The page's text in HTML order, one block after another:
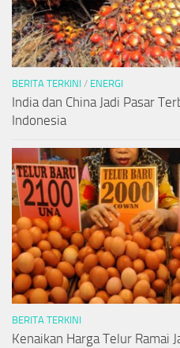
BERITA TERKINI / ENERGI
India dan China Jadi Pasar
Indonesia
BERITA TERKINI
Kenaikan Harga Telur Ramai